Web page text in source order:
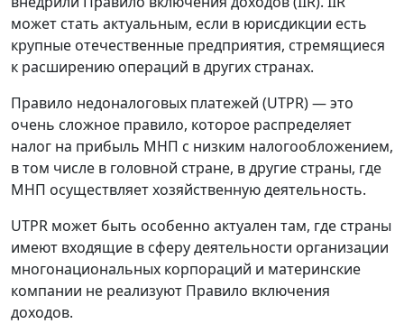
может стать актуальным, если в юрисдикции есть
крупные отечественные предприятия, стремящиеся
к расширению операций в других странах.
Правило недоналоговых платежей (UTPR) — это
очень сложное правило, которое распределяет
налог на прибыль МНП с низким налогообложением,
в том числе в головной стране, в другие страны, где
МНП осуществляет хозяйственную деятельность.
UTPR может быть особенно актуален там, где страны
имеют входящие в сферу деятельности организации
многонациональных корпораций и материнские
компании не реализуют Правило включения
доходов.